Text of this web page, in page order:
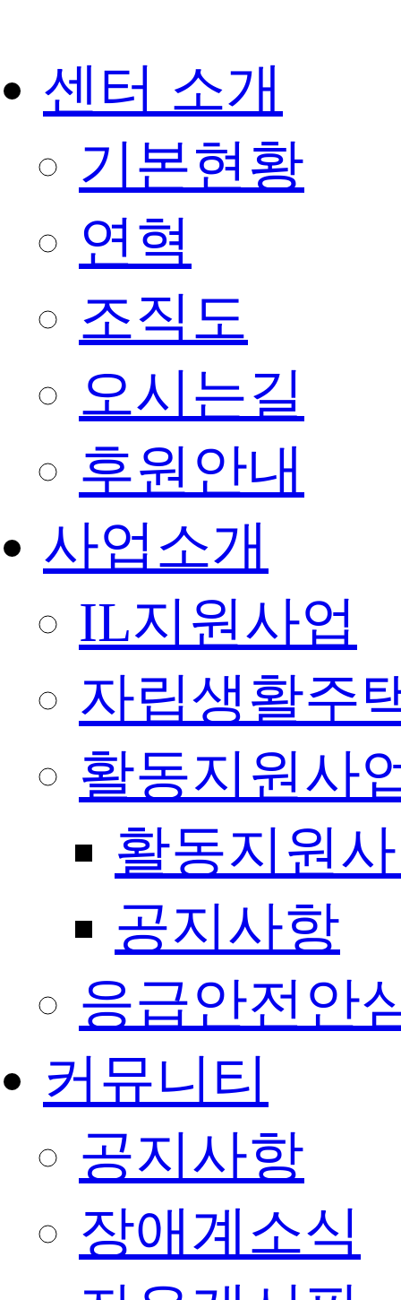
센터 소개
기본현황
연혁
조직도
오시는길
후원안내
사업소개
IL지원사업
자립생활주
활동지원사
활동지원
공지사항
응급안전안
커뮤니티
공지사항
장애계소식